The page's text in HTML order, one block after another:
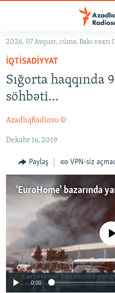
Əsas
qayıt
Əsas
naviqasiyaya
qayıt
Axtarışa
GÜNDƏM
KORRUPSIOMETR
FƏRQƏ BAX
QANUNI DOĞRU
ARAŞDIRMA
MULTIMEDIA
VIDEO
FOTOQALEREYA
KARIKATURA
RADIO ARXIV
AZƏRBAYCAN ƏDƏBIYYATI
İSLAM VƏ DEMOKRATIYA
İZ - MƏDƏNIYYƏT PROQRAMI
HAQQIMIZDA
PEŞƏ ETIKASI VƏ JURNALISTIKA
MATERIALLARIMIZDAN ISTIFADƏ
AZADLIQRADIOSU MOBIL
BIZI IZLƏ
RFE/RL-in bütün saytları
2026, 07 Avqust, cümə, Bakı vaxtı
İQTISADIYYAT
Sığorta haqqında
söhbəti...
AzadlıqRadiosu ©
Dekabr 16, 2019
Paylaş VPN-siz
'EuroHome' bazarında
No media
0:00